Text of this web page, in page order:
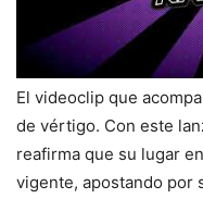
El videoclip que
de vértigo. Con este
reafirma que su lugar
vigente, apostando por